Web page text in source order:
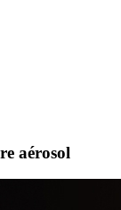
aérosol